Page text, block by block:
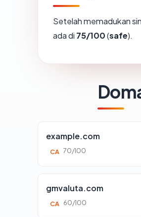
Setelah memadukan
ada di 75/100(safe).
example.com
CA 70/100
gmvaluta.com
CA 60/100